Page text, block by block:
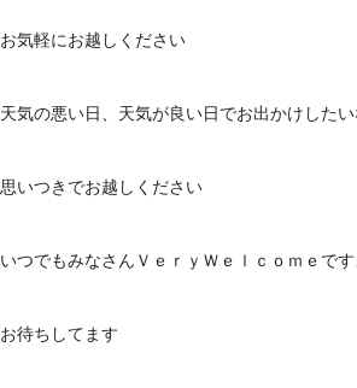
お気軽にお越しください
天気の悪い日、天気が良い日でお出かけした
思いつきでお越しください
いつでもみなさんＶｅｒｙＷｅｌｃｏｍｅです
お待ちしてます